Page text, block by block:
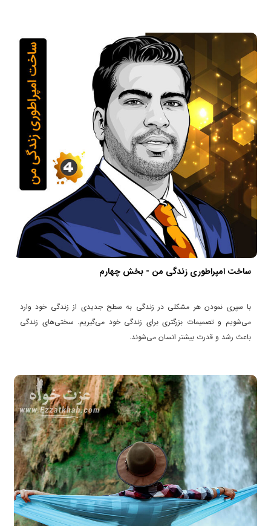
ساخت امپراطوری زندگی من - بخش چهارم
با سپری نمودن هر مشکلی در زندگی به سطح جدیدی از زندگی خود وارد
می‌شویم و تصمیمات بزرگتری برای زندگی خود می‌گیریم. سختی‌های زندگی
باعث رشد و قدرت بیشتر انسان می‌شوند.